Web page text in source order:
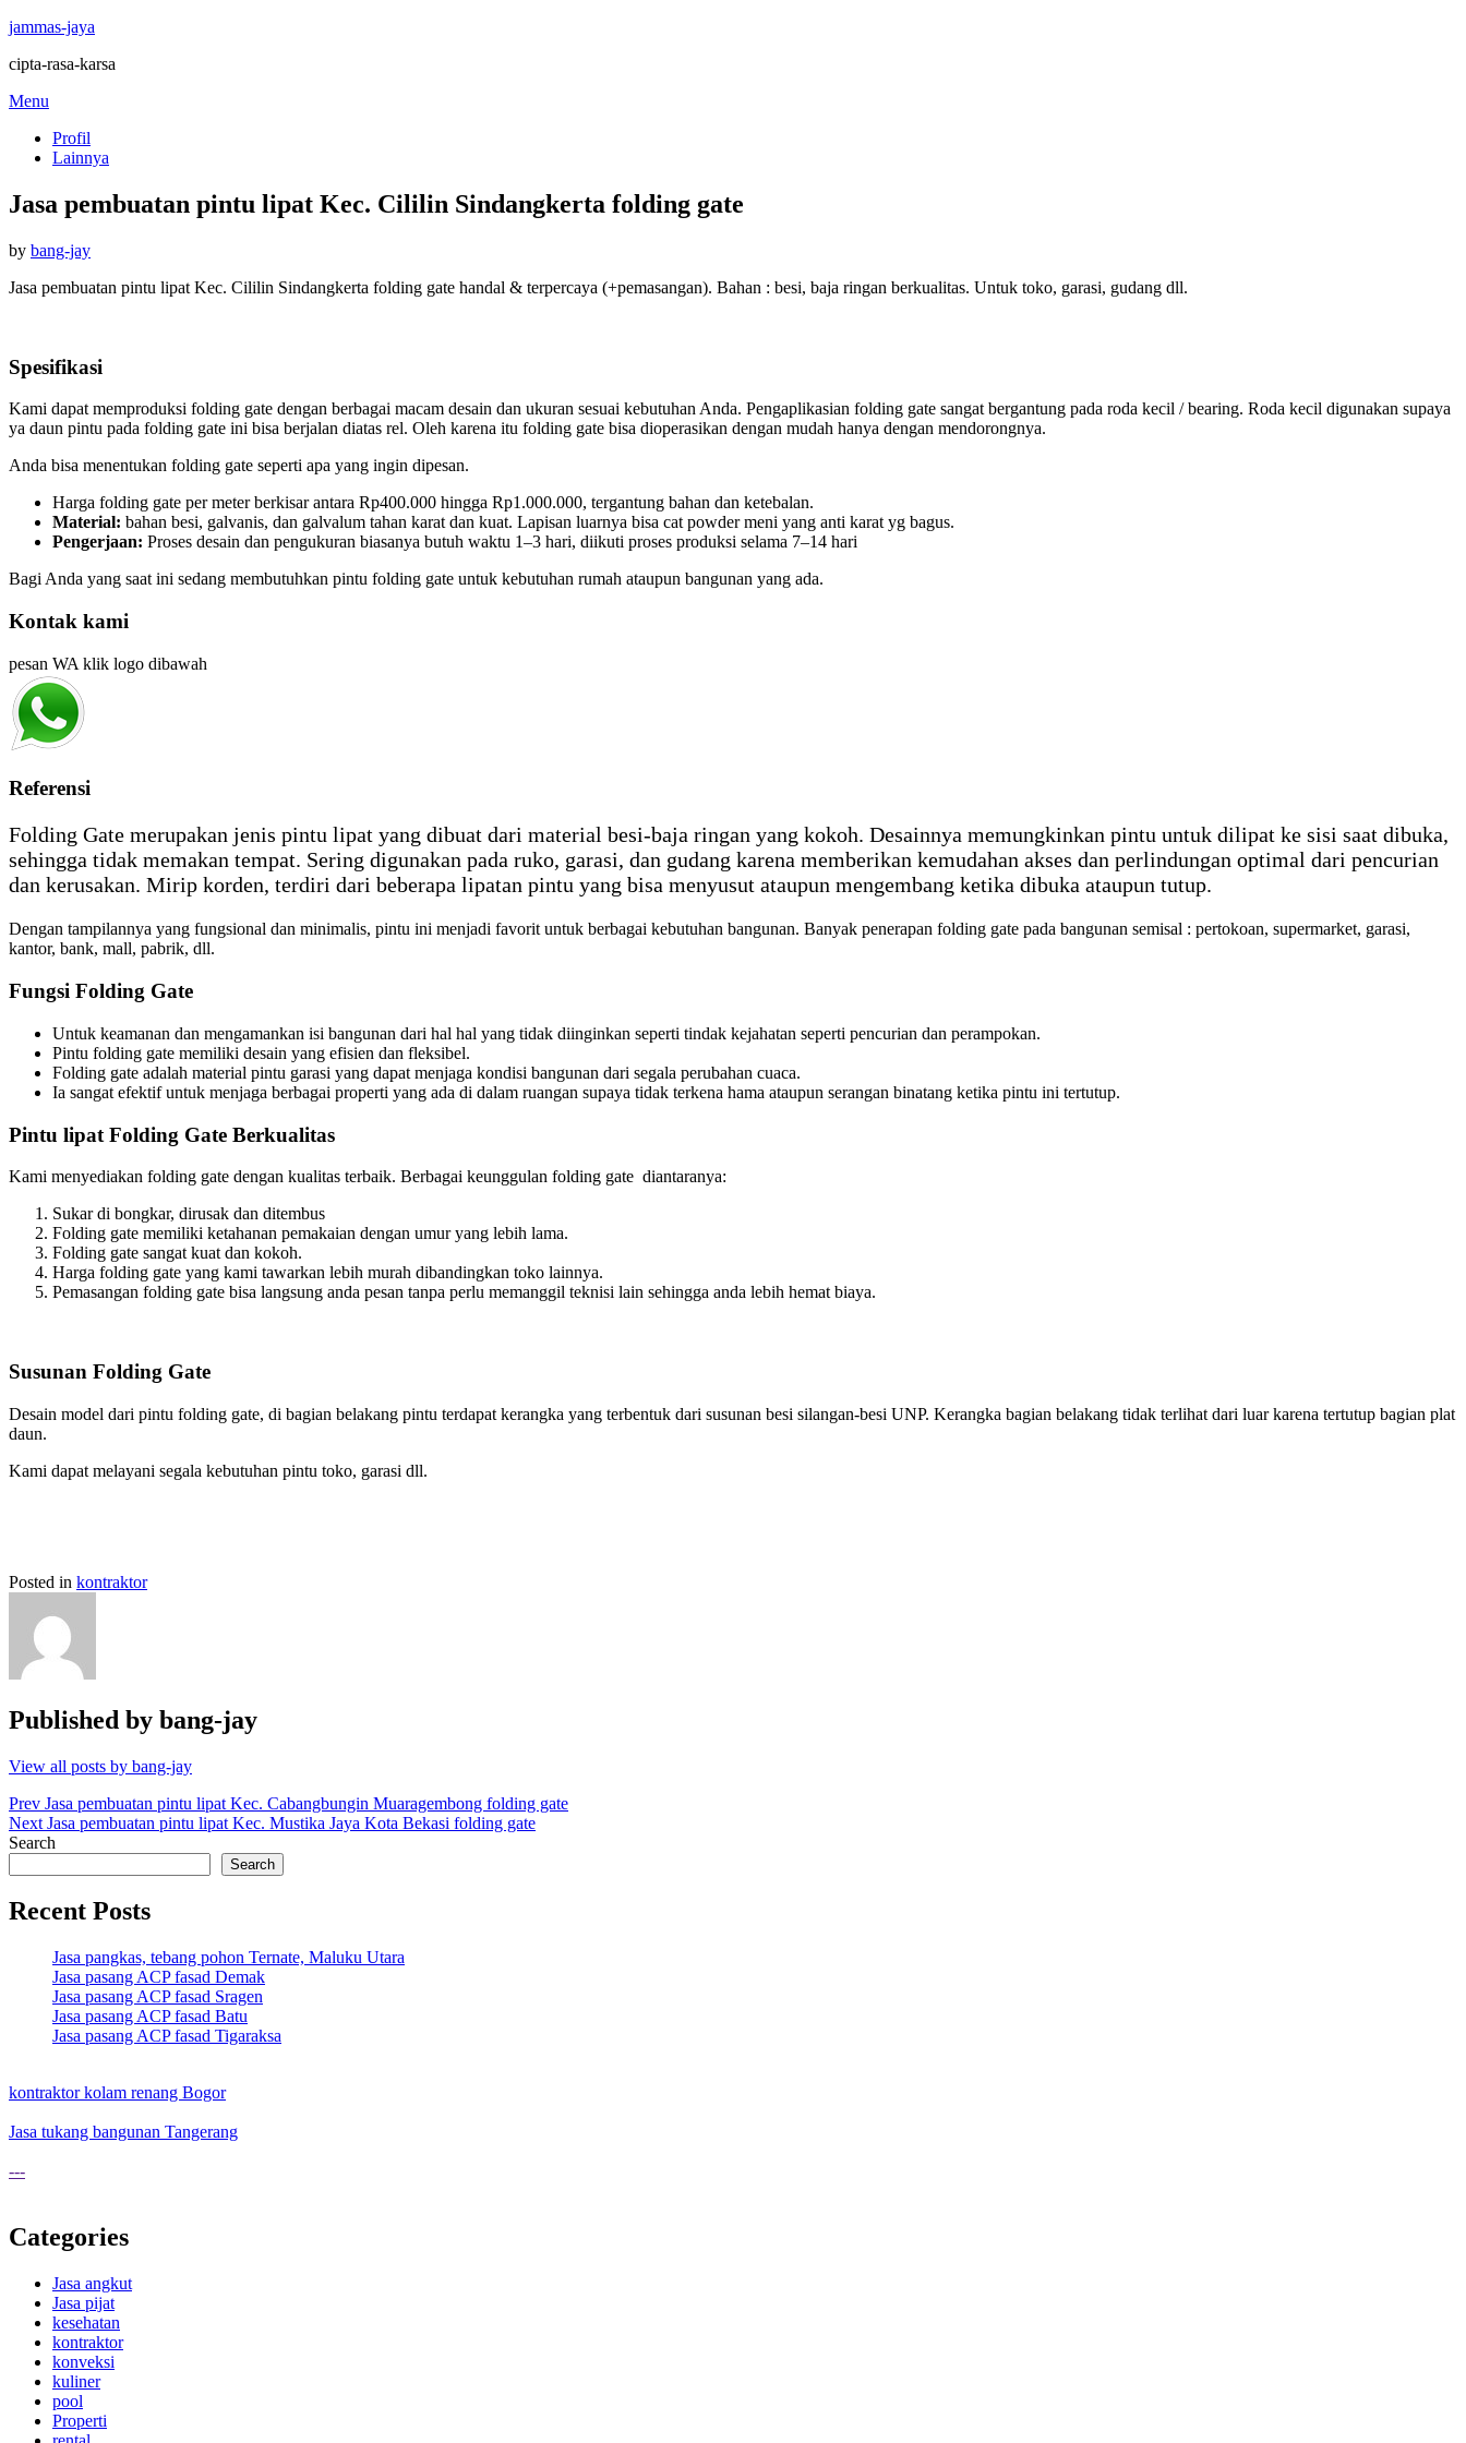
jammas-jaya
cipta-rasa-karsa
Skip
content
Menu
Profil
Lainnya
Jasa pembuatan pintu lipat Kec. Cililin Sindangkerta folding gate
by bang-jayPosted
Jasa pembuatan pintu lipat Kec. Cililin Sindangkerta folding gate handal & terpercaya (+pemasangan). Bahan : besi, baja ringan berkualitas. Untuk toko, garasi, gudang dll.
Spesifikasi
Kami dapat memproduksi folding gate dengan berbagai macam desain dan ukuran sesuai kebutuhan Anda. Pengaplikasian folding gate sangat bergantung pada roda kecil / bearing. Roda kecil digunakan supaya
ya daun pintu pada folding gate ini bisa berjalan diatas rel. Oleh karena itu folding gate bisa dioperasikan dengan mudah hanya dengan mendorongnya.
Anda bisa menentukan folding gate seperti apa yang ingin dipesan.
Harga folding gate per meter berkisar antara Rp400.000 hingga Rp1.000.000, tergantung bahan dan ketebalan.
Material: bahan besi, galvanis, dan galvalum tahan karat dan kuat. Lapisan luarnya bisa cat powder meni yang anti karat yg bagus.
Pengerjaan: Proses desain dan pengukuran biasanya butuh waktu 1–3 hari, diikuti proses produksi selama 7–14 hari
Bagi Anda yang saat ini sedang membutuhkan pintu folding gate untuk kebutuhan rumah ataupun bangunan yang ada.
Kontak kami
pesan WA klik logo dibawah
Referensi
Folding Gate merupakan jenis pintu lipat yang dibuat dari material besi-baja ringan yang kokoh. Desainnya memungkinkan pintu untuk dilipat ke sisi saat dibuka,
sehingga tidak memakan tempat. Sering digunakan pada ruko, garasi, dan gudang karena memberikan kemudahan akses dan perlindungan optimal dari pencurian
dan kerusakan. Mirip korden, terdiri dari beberapa lipatan pintu yang bisa menyusut ataupun mengembang ketika dibuka ataupun tutup.
Dengan tampilannya yang fungsional dan minimalis, pintu ini menjadi favorit untuk berbagai kebutuhan bangunan. Banyak penerapan folding gate pada bangunan semisal : pertokoan, supermarket, garasi,
kantor, bank, mall, pabrik, dll.
Fungsi Folding Gate
Untuk keamanan dan mengamankan isi bangunan dari hal hal yang tidak diinginkan seperti tindak kejahatan seperti pencurian dan perampokan.
Pintu folding gate memiliki desain yang efisien dan fleksibel.
Folding gate adalah material pintu garasi yang dapat menjaga kondisi bangunan dari segala perubahan cuaca.
Ia sangat efektif untuk menjaga berbagai properti yang ada di dalam ruangan supaya tidak terkena hama ataupun serangan binatang ketika pintu ini tertutup.
Pintu lipat Folding Gate Berkualitas
Kami menyediakan folding gate dengan kualitas terbaik. Berbagai keunggulan folding gate diantaranya:
Sukar di bongkar, dirusak dan ditembus
Folding gate memiliki ketahanan pemakaian dengan umur yang lebih lama.
Folding gate sangat kuat dan kokoh.
Harga folding gate yang kami tawarkan lebih murah dibandingkan toko lainnya.
Pemasangan folding gate bisa langsung anda pesan tanpa perlu memanggil teknisi lain sehingga anda lebih hemat biaya.
Susunan Folding Gate
Desain model dari pintu folding gate, di bagian belakang pintu terdapat kerangka yang terbentuk dari susunan besi silangan-besi UNP. Kerangka bagian belakang tidak terlihat dari luar karena tertutup bagian plat
daun.
Kami dapat melayani segala kebutuhan pintu toko, garasi dll.
Posted in kontraktor
Published by bang-jay
View all posts by bang-jay
Post
navigation
Prev Jasa pembuatan pintu lipat Kec. Cabangbungin Muaragembong folding gate
Next Jasa pembuatan pintu lipat Kec. Mustika Jaya Kota Bekasi folding gate
Search
Search
Recent Posts
Jasa pangkas, tebang pohon Ternate, Maluku Utara
Jasa pasang ACP fasad Demak
Jasa pasang ACP fasad Sragen
Jasa pasang ACP fasad Batu
Jasa pasang ACP fasad Tigaraksa
kontraktor kolam renang Bogor
Jasa tukang bangunan Tangerang
---
Categories
Jasa angkut
Jasa pijat
kesehatan
kontraktor
konveksi
kuliner
pool
Properti